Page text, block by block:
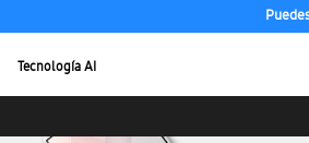
Tecnología AI